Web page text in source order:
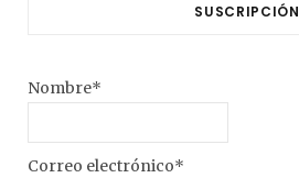
SUSCRIPCIÓN
Nombre*
Correo electrónico*